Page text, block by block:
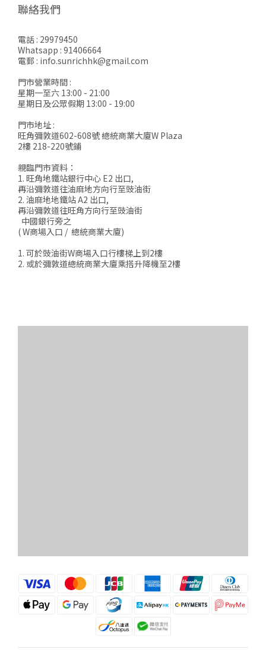
聯絡我們
電話 : 29979450
Whatsapp : 91406664
電郵 : info.sunrichhk@gmail.com
門市營業時間 :
星期一至六 13:00 - 21:00
星期日及公眾假期 13:00 - 19:00
門市地址 :
旺角彌敦道602-608號 總統商業大廈W Plaza
2樓 218-220號鋪
親臨門市資料：
1. 旺角地鐵站銀行中心 E2 出口,
再沿彌敦道往油麻地方向行至豉油街
2. 油麻地地鐵站 A2 出口,
再沿彌敦道往旺角方向行至豉油街
中國銀行旁之
( W商場入口 / 總統商業大廈)
1. 可於豉油街W商場入口行樓梯上到2樓
2. 或於彌敦道總統商業大廈乘搭升降機至2樓